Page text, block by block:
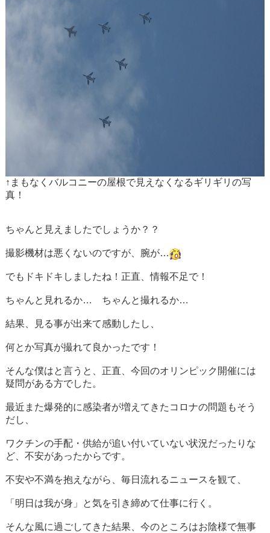
↑まもなくバルコニーの屋根で見えなくなるギリギリの写
真！
ちゃんと見えましたでしょうか？？
撮影機材は悪くないのですが、腕が…
でもドキドキしましたね！正直、情報不足で！
ちゃんと見れるか… ちゃんと撮れるか…
結果、見る事が出来て感動したし、
何とか写真が撮れて良かったです！
そんな僕はと言うと、正直、今回のオリンピック開催には
疑問がある方でした。
最近また爆発的に感染者が増えてきたコロナの問題もそう
だし、
ワクチンの手配・供給が追い付いていない状況だったりな
ど、不安があったからです。
不安や不満を抱えながら、毎日流れるニュースを観て、
「明日は我が身」と気を引き締めて仕事に行く。
そんな風に過ごしてきた結果、今のところはお陰様で無事